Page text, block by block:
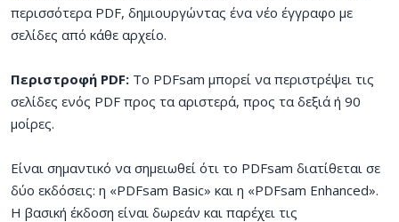
περισσότερα PDF, δημιουργώντας ένα νέο έγγραφο με
σελίδες από κάθε αρχείο.
Περιστροφή PDF: Το PDFsam μπορεί να περιστρέψει τις
σελίδες ενός PDF προς τα αριστερά, προς τα δεξιά ή 90
μοίρες.
Είναι σημαντικό να σημειωθεί ότι το PDFsam διατίθεται σε
δύο εκδόσεις: η «PDFsam Basic» και η «PDFsam Enhanced».
Η βασική έκδοση είναι δωρεάν και παρέχει τις